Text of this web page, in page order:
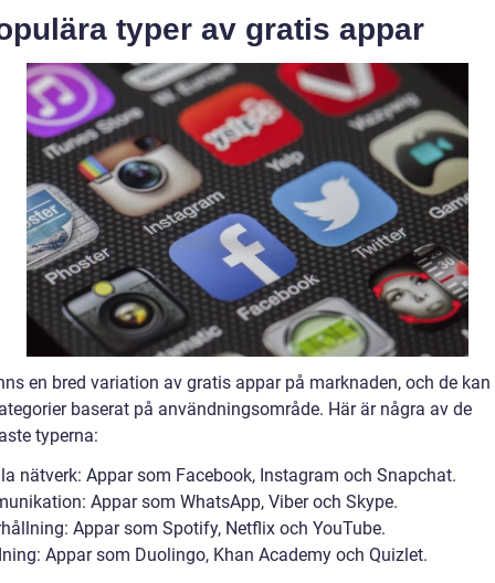
typer av gratis appar
en bred variation av gratis appar på marknaden, och de
baserat på användningsområde. Här är några av de
typerna:
nätverk: Appar som Facebook, Instagram och Snapchat.
Appar som WhatsApp, Viber och Skype.
Appar som Spotify, Netflix och YouTube.
Appar som Duolingo, Khan Academy och Quizlet.